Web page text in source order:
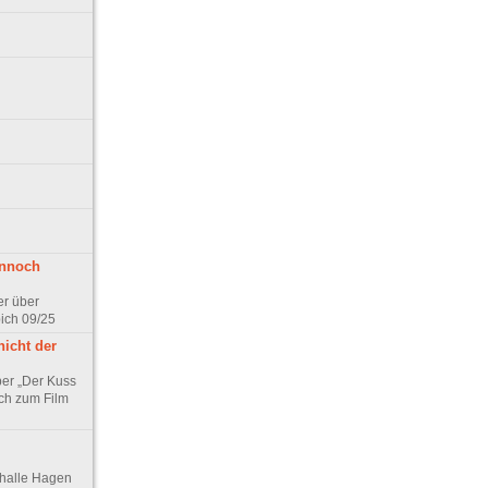
über
09/25
der
„Der Kuss
zum Film
Hagen